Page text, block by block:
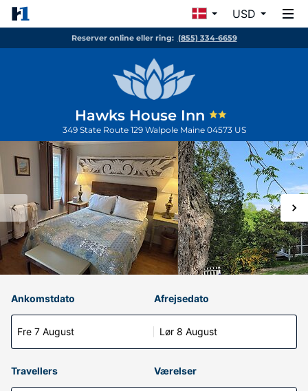
USD
Reserver online eller ring: (855) 334-6659
Hawks House Inn
349 State Route 129 Walpole Maine 04573 US
Ankomstdato
Fre 7 August
Afrejsedato
Lør 8 August
Travellers Værelser